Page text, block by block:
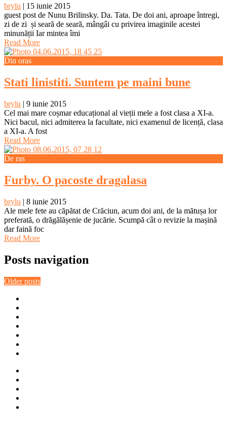
brylu | 15 iunie 2015
guest post de Nunu Brilinsky. Da. Tata. De doi ani, aproape întregi,
zi de zi și seară de seară, mângâi cu privirea imaginile acestei
minunății Iar mintea îmi
Read More
Din oras
Stati linistiti. Suntem pe maini bune
brylu | 9 iunie 2015
Cel mai mare coșmar educațional al vieții mele a fost clasa a XI-a.
Nici bacul, nici admiterea la facultate, nici examenul de licență, clasa
a XI-a. A fost
Read More
De ras
Furby. O pacoste dragalasa
brylu | 8 iunie 2015
Ale mele fete au căpătat de Crăciun, acum doi ani, de la mătușa lor
preferată, o drăgălășenie de jucărie. Scumpă cât o revizie la mașină
dar faină foc
Read More
Posts navigation
Older posts